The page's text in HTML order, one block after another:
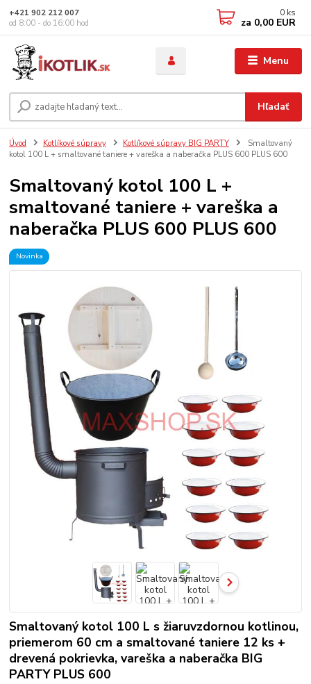
Menu
Hľadať
+421 902 212 007
od 8:00 - do 16:00 hod
0 ks
za 0,00 EUR
Úvod Kotlíkové súpravy Kotlíkové súpravy BIG PARTY
Smaltovaný
kotol 100 L + smaltované taniere + vareška a naberačka PLUS 600 PLUS 600
Smaltovaný kotol 100 L +
smaltované taniere + vareška a
naberačka PLUS 600 PLUS 600
Novinka
Smaltovaný kotol 100 L s žiaruvzdornou kotlinou,
priemerom 60 cm a smaltované taniere 12 ks +
drevená pokrievka, vareška a naberačka BIG
PARTY PLUS 600